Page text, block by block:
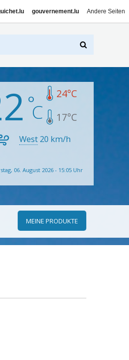
gouvernement.lu Andere Seiten
24°C
17°C
West 20 km/h
06. August 2026 - 15:05 Uhr
MEINE PRODUKTE